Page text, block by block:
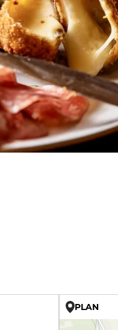
PLAN